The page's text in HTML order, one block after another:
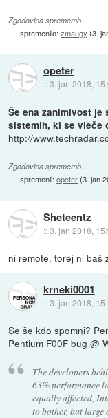
Zgodovina sprememb…
spremenilo:zmaugy (3.
opeter
::3. jan 2018,
Še ena zanimivost je
sistemih, ki se vleče
http://
Zgodovina sprememb…
spremenil:opeter(3. jan
Sheteentz
::3. jan 2018,
ni remote, torej ni baš
krneki0001
::3. jan 2018,
Se še kdo spomni?
Pentium F00F bug @
The developers
63% performance
equally affected,
to bother, but large